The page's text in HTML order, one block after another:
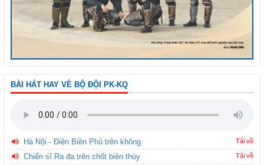
BÀI HÁT HAY VỀ BỘ ĐỘI PK-KQ
Hà Nội - Điện Biên Phủ trên không Tải về
Chiến sĩ Ra đa trên chốt biên thùy Tải về